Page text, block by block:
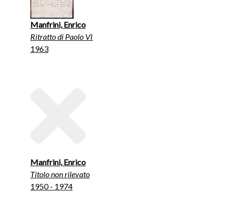
Manfrini, Enrico
Ritratto di Paolo VI
1963
Manfrini, Enrico
Titolo non rilevato
1950 - 1974